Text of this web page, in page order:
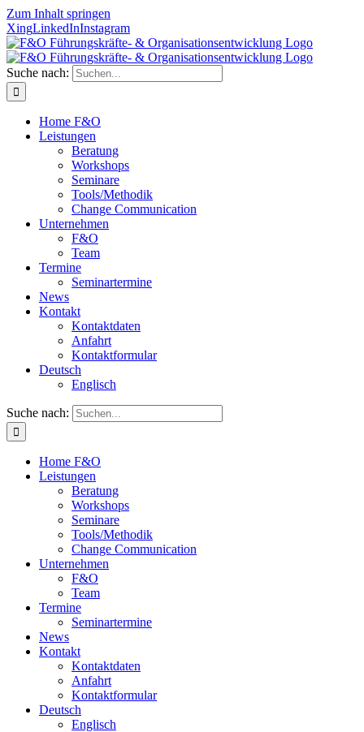
Zum Inhalt springen
XingLinkedInInstagram
Suche nach:
Home F&O
Leistungen
Beratung
Workshops
Seminare
Tools/Methodik
Change Communication
Unternehmen
F&O
Team
Termine
Seminartermine
News
Kontakt
Kontaktdaten
Anfahrt
Kontaktformular
Deutsch
Englisch
Suche nach:
Home F&O
Leistungen
Beratung
Workshops
Seminare
Tools/Methodik
Change Communication
Unternehmen
F&O
Team
Termine
Seminartermine
News
Kontakt
Kontaktdaten
Anfahrt
Kontaktformular
Deutsch
Englisch